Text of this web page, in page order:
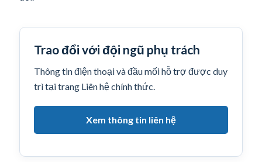
Trao đổi với đội ngũ phụ trách
Thông tin điện thoại và đầu mối hỗ trợ được duy
trì tại trang Liên hệ chính thức.
Xem thông tin liên hệ